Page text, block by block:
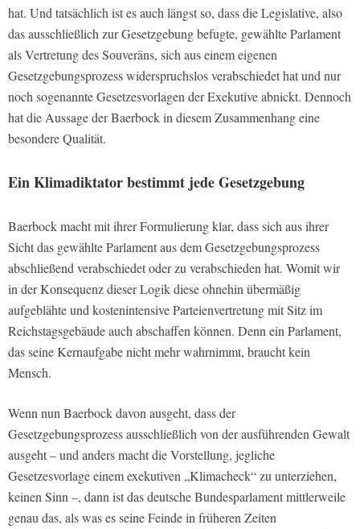
hat. Und tatsächlich ist es auch längst so, dass die Legislative, also
das ausschließlich zur Gesetzgebung befugte, gewählte Parlament
als Vertretung des Souveräns, sich aus einem eigenen
Gesetzgebungsprozess widerspruchslos verabschiedet hat und nur
noch sogenannte Gesetzesvorlagen der Exekutive abnickt. Dennoch
hat die Aussage der Baerbock in diesem Zusammenhang eine
besondere Qualität.
Ein Klimadiktator bestimmt jede Gesetzgebung
Baerbock macht mit ihrer Formulierung klar, dass sich aus ihrer
Sicht das gewählte Parlament aus dem Gesetzgebungsprozess
abschließend verabschiedet oder zu verabschieden hat. Womit wir
in der Konsequenz dieser Logik diese ohnehin übermäßig
aufgeblähte und kostenintensive Parteienvertretung mit Sitz im
Reichstagsgebäude auch abschaffen können. Denn ein Parlament,
das seine Kernaufgabe nicht mehr wahrnimmt, braucht kein
Mensch.
Wenn nun Baerbock davon ausgeht, dass der
Gesetzgebungsprozess ausschließlich von der ausführenden Gewalt
ausgeht – und anders macht die Vorstellung, jegliche
Gesetzesvorlage einem exekutiven „Klimacheck“ zu unterziehen,
keinen Sinn –, dann ist das deutsche Bundesparlament mittlerweile
genau das, als was es seine Feinde in früheren Zeiten